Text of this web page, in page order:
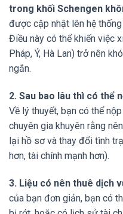
trong khối Schengen
được cập nhật lên hệ
Điều này có thể khiến việc
Pháp, Ý, Hà Lan) trở nên
ngắn.
2. Sau bao lâu thì có thể
Về lý thuyết, bạn có thể
chuyên gia khuyên rằng
lại hồ sơ và thay đổi tình
hơn, tài chính mạnh hơn).
3. Liệu có nên thuê dịch
của bạn đơn giản, bạn có